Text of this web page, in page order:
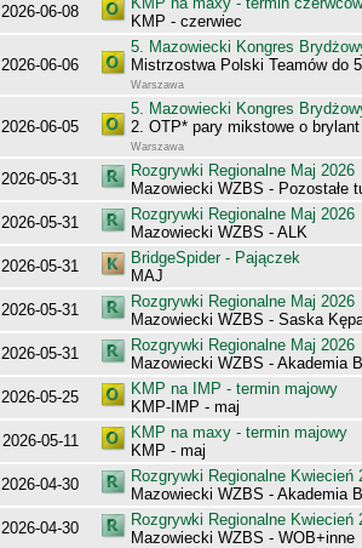
2026-06-08
KMP - czerwiec
2026-06-06
5. Mazowiecki Kongres
Mistrzostwa Polski Teamów do
Warszawa
2026-06-05
5. Mazowiecki Kongres
2. OTP* pary mikstowe o
Warszawa
2026-05-31
Rozgrywki Regionalne Maj 2026
Mazowiecki WZBS - Pozostałe
2026-05-31
Rozgrywki Regionalne Maj 2026
Mazowiecki WZBS - ALK
2026-05-31
BridgeSpider - Pajączek
MAJ
2026-05-31
Rozgrywki Regionalne Maj 2026
Mazowiecki WZBS - Saska
2026-05-31
Rozgrywki Regionalne Maj 2026
Mazowiecki WZBS - Akademia
2026-05-25
KMP na IMP - termin majowy
KMP-IMP - maj
2026-05-11
KMP na maxy - termin majowy
KMP - maj
2026-04-30
Rozgrywki Regionalne Kwiecień
Mazowiecki WZBS - Akademia
2026-04-30
Rozgrywki Regionalne Kwiecień
Mazowiecki WZBS - WOB+inne